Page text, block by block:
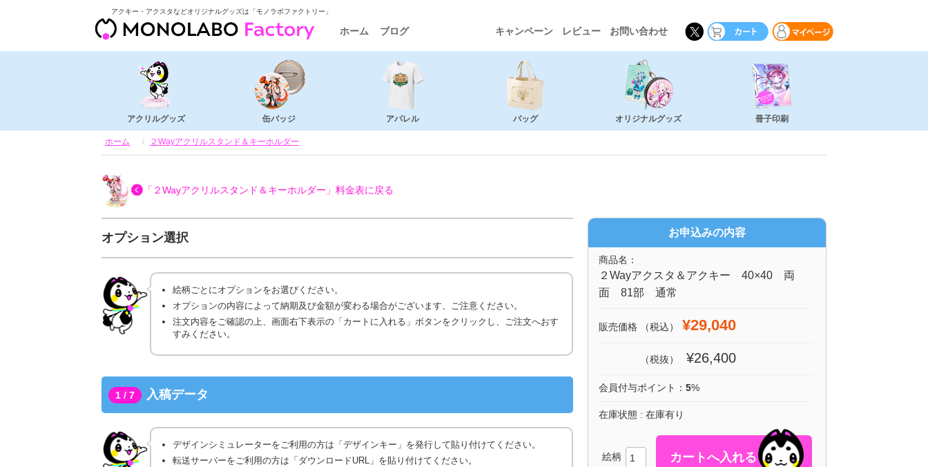
アクキー・アクスタなどオリジナルグッズは「モノラボファクトリー」
ホーム ブログ キャンペーン レビュー お問い合わせ
アクリルグッズ 缶バッジ アパレル バッグ オリジナルグッズ 冊子印刷
ホーム ２Wayアクリルスタンド＆キーホルダー
「２Wayアクリルスタンド＆キーホルダー」 料金表に戻る
オプション選択
絵柄ごとにオプションをお選びください。
オプションの内容によって納期及び金額が変わる場合がございます、ご注意ください。
注文内容をご確認の上、画面右下表示の「カートに入れる」ボタンをクリックし、ご注文へおす
すみください。
1 / 7 入稿データ
デザインシミュレーターをご利用の方は「デザインキー」を発行して貼り付けてください。
転送サーバーをご利用の方は「ダウンロードURL」を貼り付けてください。
お申込みの内容
商品名：
２Wayアクスタ＆アクキー 40×40 両
面 81部 通常
販売価格 （税込） ¥29,040
（税抜） ¥26,400
会員付与ポイント： 5%
在庫状態 : 在庫有り
絵柄